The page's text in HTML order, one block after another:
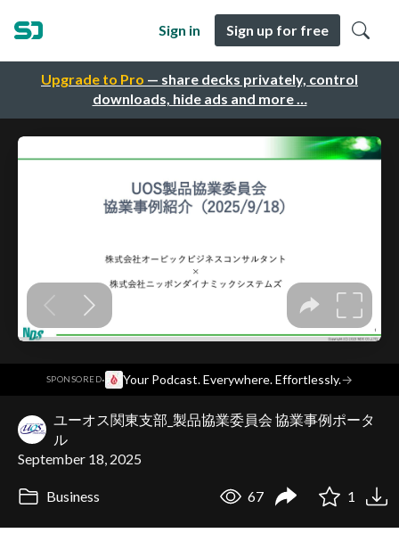
Upgrade to Pro — share decks privately, control
downloads, hide ads and more …
Sign in Sign up for free
SPONSORED· Your Podcast. Everywhere. Effortlessly.→
ユーオス関東支部_製品協業委員会 協業事例ポータ
ル
September 18, 2025
Business 67 1